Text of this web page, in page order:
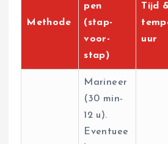
Methode
pen
(stap-
voor-
stap)
Tijd
uur
Marineer
(30 min-
12 u).
Eventuee